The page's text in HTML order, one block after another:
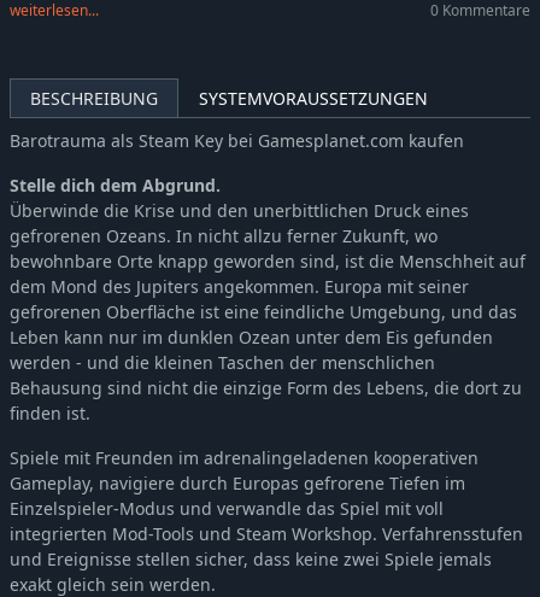
weiterlesen...
0 Kommentare
BESCHREIBUNG
SYSTEMVORAUSSETZUNGEN
Barotrauma als Steam Key bei Gamesplanet.com kaufen
Stelle dich dem Abgrund.
Überwinde die Krise und den unerbittlichen Druck eines
gefrorenen Ozeans. In nicht allzu ferner Zukunft, wo
bewohnbare Orte knapp geworden sind, ist die Menschheit auf
dem Mond des Jupiters angekommen. Europa mit seiner
gefrorenen Oberfläche ist eine feindliche Umgebung, und das
Leben kann nur im dunklen Ozean unter dem Eis gefunden
werden - und die kleinen Taschen der menschlichen
Behausung sind nicht die einzige Form des Lebens, die dort zu
finden ist.
Spiele mit Freunden im adrenalingeladenen kooperativen
Gameplay, navigiere durch Europas gefrorene Tiefen im
Einzelspieler-Modus und verwandle das Spiel mit voll
integrierten Mod-Tools und Steam Workshop. Verfahrensstufen
und Ereignisse stellen sicher, dass keine zwei Spiele jemals
exakt gleich sein werden.